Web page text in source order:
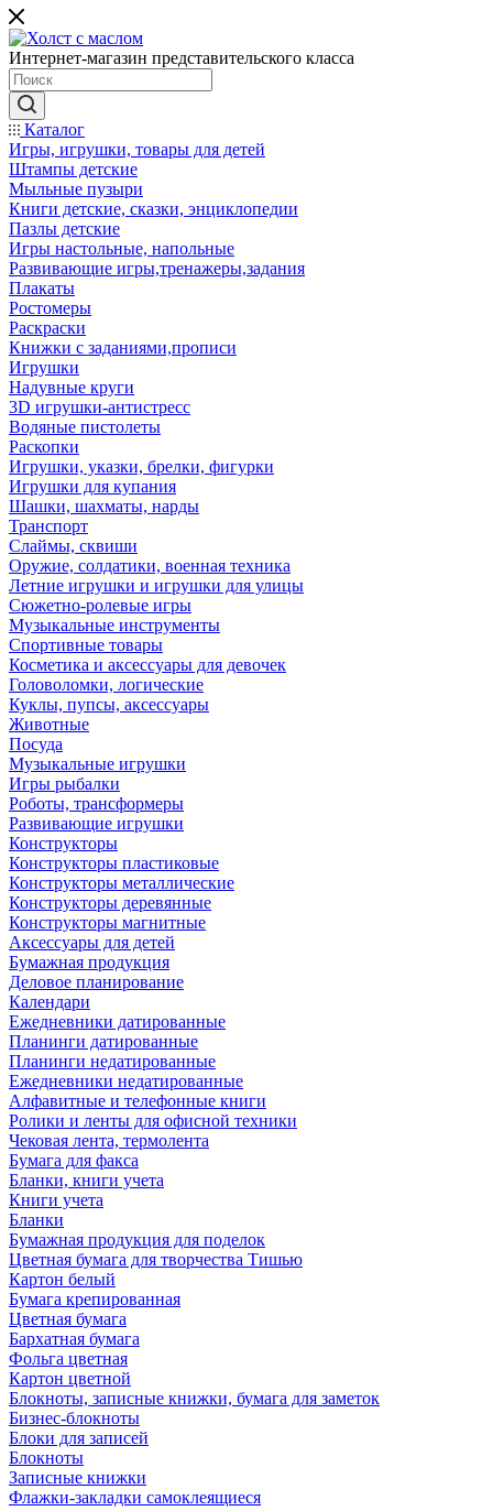
Интернет-магазин представительского класса
Каталог
Игры, игрушки, товары для детей
Штампы детские
Мыльные пузыри
Книги детские, сказки, энциклопедии
Пазлы детские
Игры настольные, напольные
Развивающие игры,тренажеры,задания
Плакаты
Ростомеры
Раскраски
Книжки с заданиями,прописи
Игрушки
Надувные круги
3D игрушки-антистресс
Водяные пистолеты
Раскопки
Игрушки, указки, брелки, фигурки
Игрушки для купания
Шашки, шахматы, нарды
Транспорт
Слаймы, сквиши
Оружие, солдатики, военная техника
Летние игрушки и игрушки для улицы
Сюжетно-ролевые игры
Музыкальные инструменты
Спортивные товары
Косметика и аксессуары для девочек
Головоломки, логические
Куклы, пупсы, аксессуары
Животные
Посуда
Музыкальные игрушки
Игры рыбалки
Роботы, трансформеры
Развивающие игрушки
Конструкторы
Конструкторы пластиковые
Конструкторы металлические
Конструкторы деревянные
Конструкторы магнитные
Аксессуары для детей
Бумажная продукция
Деловое планирование
Календари
Ежедневники датированные
Планинги датированные
Планинги недатированные
Ежедневники недатированные
Алфавитные и телефонные книги
Ролики и ленты для офисной техники
Чековая лента, термолента
Бумага для факса
Бланки, книги учета
Книги учета
Бланки
Бумажная продукция для поделок
Цветная бумага для творчества Тишью
Картон белый
Бумага крепированная
Цветная бумага
Бархатная бумага
Фольга цветная
Картон цветной
Блокноты, записные книжки, бумага для заметок
Бизнес-блокноты
Блоки для записей
Блокноты
Записные книжки
Флажки-закладки самоклеящиеся